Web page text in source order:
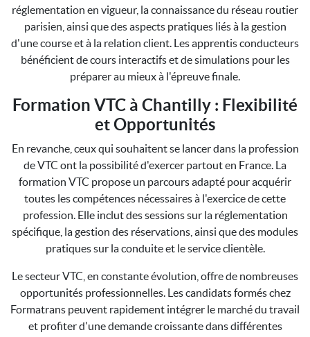
réglementation en vigueur, la connaissance du réseau routier
parisien, ainsi que des aspects pratiques liés à la gestion
d'une course et à la relation client. Les apprentis conducteurs
bénéficient de cours interactifs et de simulations pour les
préparer au mieux à l'épreuve finale.
Formation VTC à Chantilly : Flexibilité
et Opportunités
En revanche, ceux qui souhaitent se lancer dans la profession
de VTC ont la possibilité d'exercer partout en France. La
formation VTC propose un parcours adapté pour acquérir
toutes les compétences nécessaires à l'exercice de cette
profession. Elle inclut des sessions sur la réglementation
spécifique, la gestion des réservations, ainsi que des modules
pratiques sur la conduite et le service clientèle.
Le secteur VTC, en constante évolution, offre de nombreuses
opportunités professionnelles. Les candidats formés chez
Formatrans peuvent rapidement intégrer le marché du travail
et profiter d'une demande croissante dans différentes